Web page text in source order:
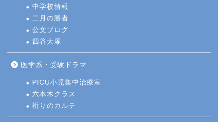
中学校情報
二月の勝者
公文ブログ
四谷大塚
医学系・受験ドラマ
PICU小児集中治療室
六本木クラス
祈りのカルテ